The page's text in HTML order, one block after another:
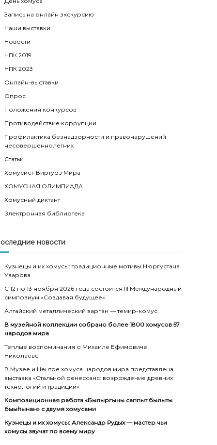
Запись на онлайн экскурсию
Наши выставки
Новости
НПК 2019
НПК 2023
Онлайн-выставки
Опрос
Положения конкурсов
Противодействие коррупции
Профилактика безнадзорности и правонарушений
несовершеннолетних
Статьи
Хомусист-Виртуоз Мира
ХОМУСНАЯ ОЛИМПИАДА
Хомусный диктант
Электронная библиотека
новости
Кузнецы и их хомусы: традиционные мотивы Нюргустана
Уварова
С 12 по 13 ноября 2026 года состоится III Международный
симпозиум «Создавая будущее»
Алтайский металлический варган — темир-комус
В музейной коллекции собрано более 1800 хомусов 57
народов мира
Теплые воспоминания о Михаиле Ефимовиче
Николаеве
В Музее и Центре хомуса народов мира представлена
выставка «Стальной ренессанс: возрождение древних
технологий и традиций»
Композиционная работа «Былыргыны саппыт былыты
быыһынан» с двумя хомусами
Кузнецы и их хомусы: Александр Рудых — мастер чьи
хомусы звучат по всему миру